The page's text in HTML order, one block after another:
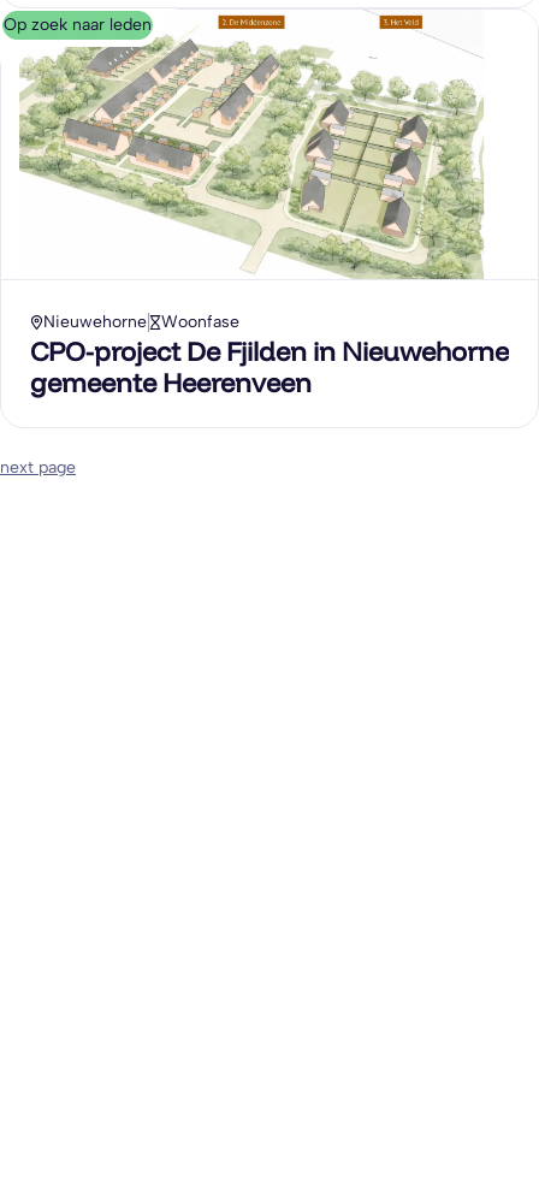
Op zoek naar leden
Nieuwehorne Woonfase
CPO-project De Fjilden in Nieuwehorne
gemeente Heerenveen
next page